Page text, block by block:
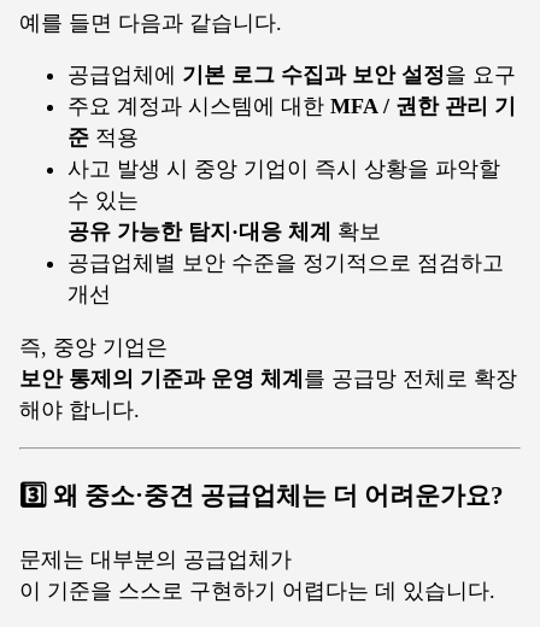
예를 들면 다음과 같습니다.
공급업체에 기본 로그 수집과 보안 설정을 요구
주요 계정과 시스템에 대한 MFA / 권한 관리 기
준 적용
사고 발생 시 중앙 기업이 즉시 상황을 파악할
수 있는
공유 가능한 탐지·대응 체계
확보
공급업체별 보안 수준을 정기적으로 점검하고
개선
즉, 중앙 기업은
보안 통제의 기준과 운영 체계 를 공급망 전체로 확장
해야 합니다.
3️⃣ 왜 중소·중견 공급업체는 더 어려운가요?
문제는 대부분의 공급업체가
이 기준을 스스로 구현하기 어렵다는 데 있습니다.